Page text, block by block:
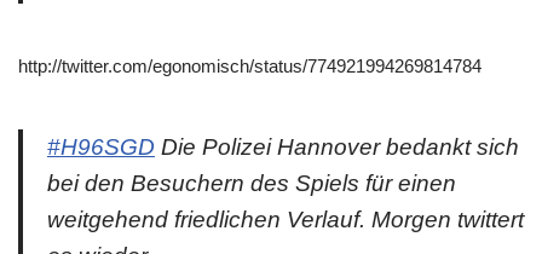
http://twitter.com/egonomisch/status/774921994269814784
#H96SGD Die Polizei Hannover bedankt sich
bei den Besuchern des Spiels für einen
weitgehend friedlichen Verlauf. Morgen twittert